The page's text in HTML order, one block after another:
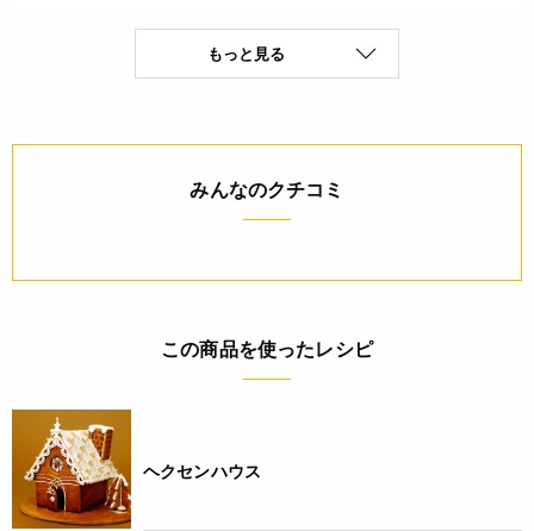
JANコード
もっと見る
みんなのクチコミ
この商品を使ったレシピ
ヘクセンハウス